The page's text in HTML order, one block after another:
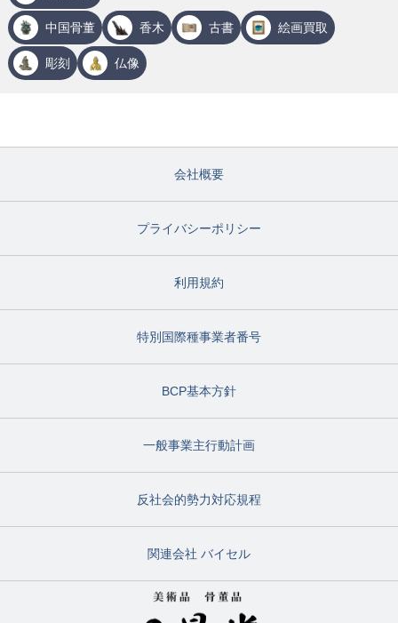
中国骨董 香木 古書 絵画買取
彫刻 仏像
会社概要
プライバシーポリシー
利用規約
特別国際種事業者番号
BCP基本方針
一般事業主行動計画
反社会的勢力対応規程
関連会社 バイセル